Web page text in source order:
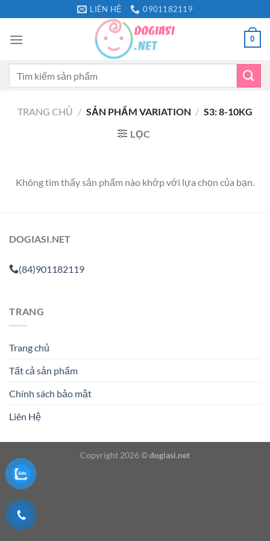
qua
nội
LIÊN HỆ 0901182119
0
TRANG CHỦ / SẢN PHẨM VARIATION / S3: 8-10KG
LỌC
Không tìm thấy sản phẩm nào khớp với lựa chọn của bạn.
DOGIASI.NET
(84)901182119
TRANG
Trang chủ
Tất cả sản phẩm
Chính sách bảo mật
Liên Hệ
Copyright 2026 ©dogiasi.net